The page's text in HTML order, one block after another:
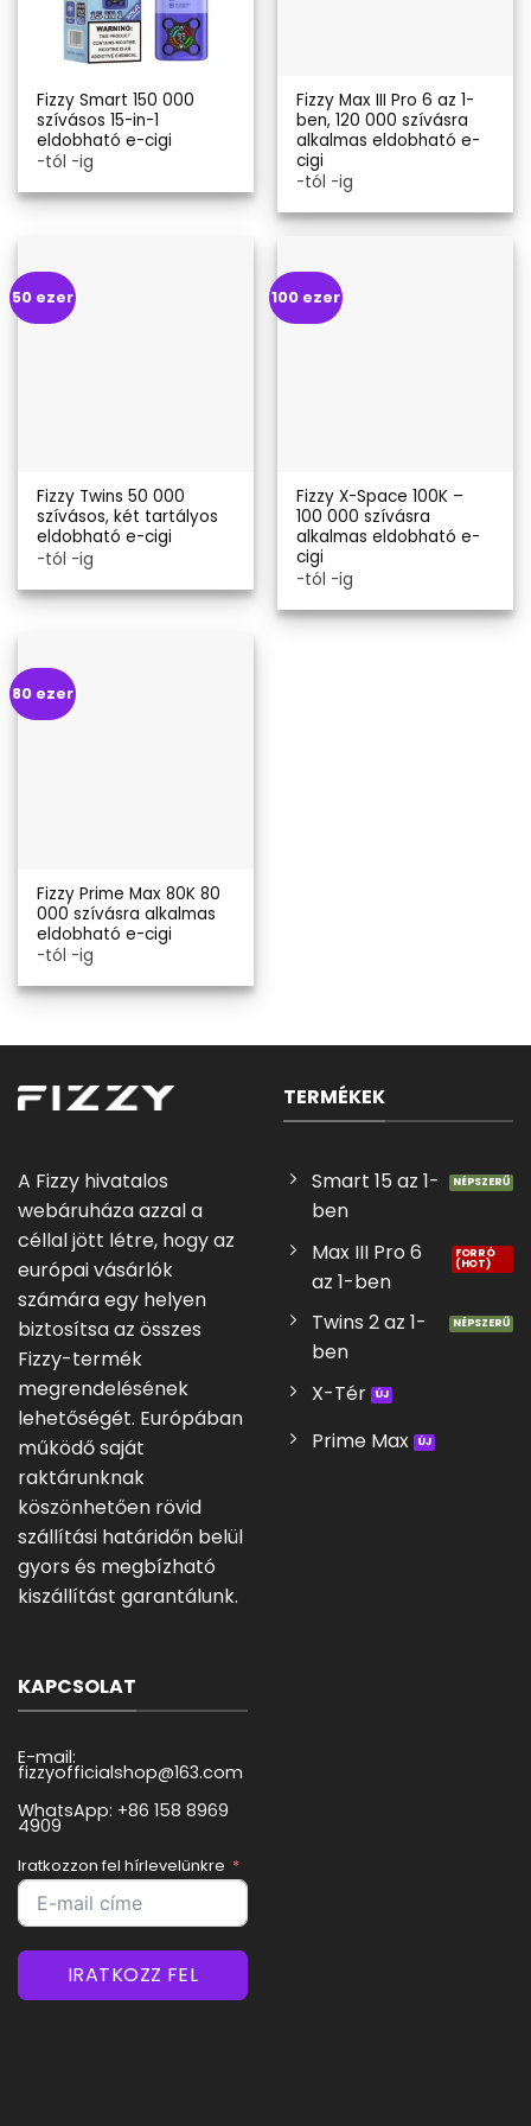
Fizzy Smart 150 000
szívásos 15-in-1
eldobható e-cigi
-tól -ig
Fizzy Max III Pro 6 az 1-
ben, 120 000 szívásra
alkalmas eldobható e-
cigi
-tól -ig
50 ezer
Fizzy Twins 50 000
szívásos, két tartályos
eldobható e-cigi
-tól -ig
100 ezer
Fizzy X-Space 100K –
100 000 szívásra
alkalmas eldobható e-
cigi
-tól -ig
80 ezer
Fizzy Prime Max 80K 80
000 szívásra alkalmas
eldobható e-cigi
-tól -ig
A Fizzy hivatalos
webáruháza azzal a
céllal jött létre, hogy az
európai vásárlók
számára egy helyen
biztosítsa az összes
Fizzy-termék
megrendelésének
lehetőségét. Európában
működő saját
raktárunknak
köszönhetően rövid
szállítási határidőn belül
gyors és megbízható
kiszállítást garantálunk.
TERMÉKEK
Smart 15 az 1-
ben
Max III Pro 6
az 1-ben
Twins 2 az 1-
ben
X-Tér
Prime Max
KAPCSOLAT
E-mail:
fizzyofficialshop@163.com
WhatsApp: +86 158 8969
4909
Iratkozzon fel hírlevelünkre
IRATKOZZ FEL